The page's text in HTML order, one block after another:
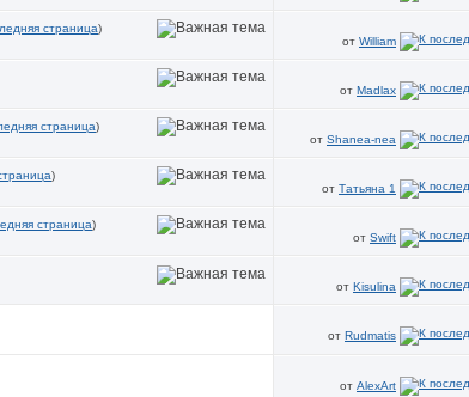
страница)
от William
от Madlax
страница)
от Shanea-nea
)
от Татьяна 1
страница)
от Swift
от Kisulina
от Rudmatis
от AlexArt